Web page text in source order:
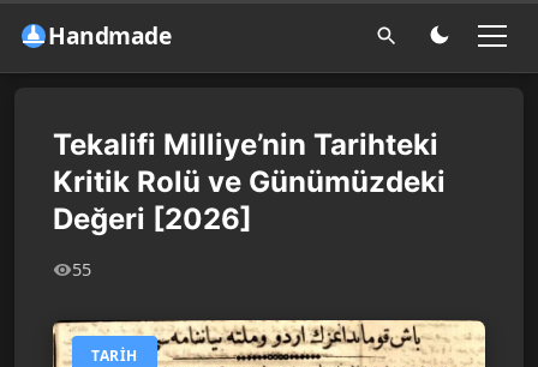
Handmade
Tekalifi Milliye’nin Tarihteki
Kritik Rolü ve Günümüzdeki
Değeri [2026]
55
TARIH